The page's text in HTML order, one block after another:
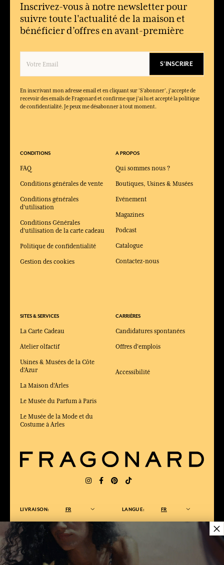
Inscrivez-vous à notre newsletter pour
suivre toute l'actualité de la maison et
bénéficier d’offres en avant-première
S'INSCRIRE
En inscrivant mon adresse email et en cliquant sur ‘S’abonner’, j'accepte de
recevoir des emails de Fragonard et confirme que j'ai lu et accepté la politique
de confidentialité. Je peux me désabonner à tout moment.
CONDITIONS
FAQ
Conditions générales de vente
Conditions générales
d'utilisation
Conditions Générales
d'utilisation de la carte cadeau
Politique de confidentialité
Gestion des cookies
SITES & SERVICES
La Carte Cadeau
Atelier olfactif
Usines & Musées de la Côte
d'Azur
La Maison d'Arles
Le Musée du Parfum à Paris
Le Musée de la Mode et du
Costume à Arles
A PROPOS
Qui sommes nous ?
Boutiques, Usines & Musées
Evénement
Magazines
Podcast
Catalogue
Contactez-nous
CARRIÈRES
Candidatures spontanées
Offres d'emplois
Accessibilité
LIVRAISON: FR LANGUE: FR
×